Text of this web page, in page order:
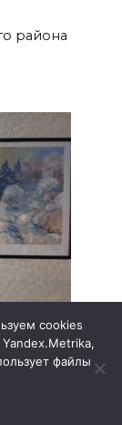
района
В
юных
cookies
файлы